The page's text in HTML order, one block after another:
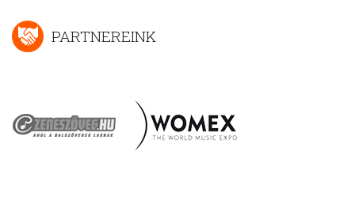
PARTNEREINK